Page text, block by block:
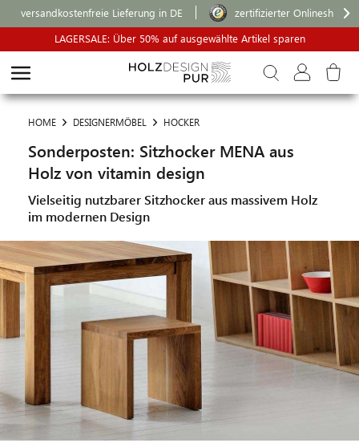
versandkostenfreie Lieferung in DE
zertifizierter Onlineshop
LAGERSALE: Über 50% auf ausgewählte Artikel sparen
HOME DESIGNERMÖBEL HOCKER
Sonderposten: Sitzhocker MENA aus
Holz von vitamin design
Vielseitig nutzbarer Sitzhocker aus massivem Holz
im modernen Design